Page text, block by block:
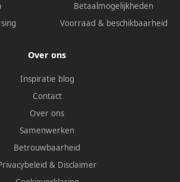
Betaalmogelijkheden
Voorraad & beschikbaarheid
Over ons
Inspiratie blog
Contact
Over ons
Samenwerken
Betrouwbaarheid
& Disclaimer